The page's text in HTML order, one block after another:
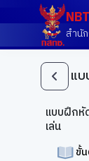
สำนั
แ
แบบฝึกหั
เล่น
ขั้